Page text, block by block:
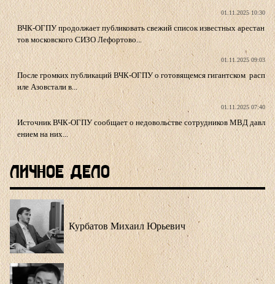
01.11.2025 10:30
ВЧК-ОГПУ продолжает публиковать свежий список известных арестан
тов московского СИЗО Лефортово...
01.11.2025 09:03
После громких публикаций ВЧК-ОГПУ о готовящемся гигантском расп
иле Азовстали в...
01.11.2025 07:40
Источник ВЧК-ОГПУ сообщает о недовольстве сотрудников МВД давл
ением на них...
Личное Дело
Курбатов Михаил Юрьевич